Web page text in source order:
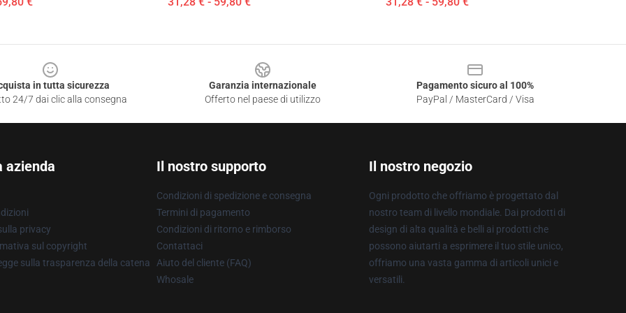
in tutta sicurezza
24/7 dai clic alla consegna
Garanzia internazionale
Offerto nel paese di utilizzo
Pagamento sicuro al 100%
PayPal / MasterCard / Visa
azienda
privacy
sul copyright
sulla trasparenza della catena
Il nostro supporto
Condizioni di spedizione e consegna
Termini di pagamento
Condizioni di ritorno e rimborso
Contattaci
Aiuto del cliente (FAQ)
Whosale
Il nostro negozio
Ogni prodotto che offriamo è progettato dal
nostro team di livello mondiale. Dai prodotti di
design di alta qualità e belli ai prodotti che
possono aiutarti a esprimere il tuo stile unico,
offriamo una vasta gamma di articoli unici e
versatili.